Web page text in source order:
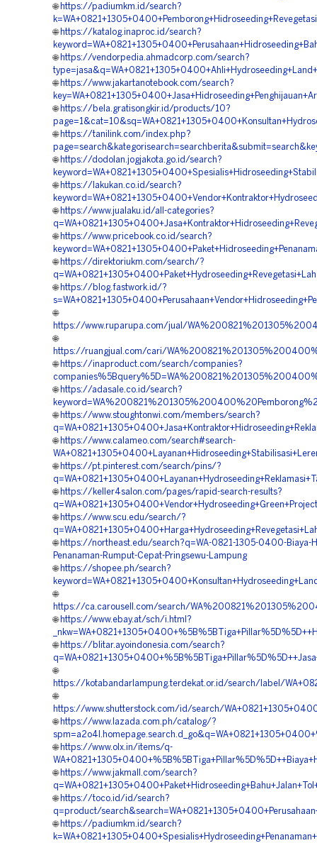
🌐 https://padiumkm.id/search?
🌐 https://katalog.inaproc.id/search?
🌐 https://vendorpedia.ahmadcorp.com/search?
🌐 https://www.jakartanotebook.com/search?
🌐 https://bela.gratisongkir.id/products/10?
🌐 https://tanilink.com/index.php?
🌐 https://dodolan.jogjakota.go.id/search?
🌐 https://lakukan.co.id/search?
🌐 https://www.jualaku.id/all-categories?
🌐 https://www.pricebook.co.id/search?
🌐 https://direktoriukm.com/search/?
🌐 https://blog.fastwork.id/?
🌐
https://www.ruparupa.com/jual/
🌐
https://ruangjual.com/cari/
🌐 https://inaproduct.com/search/companies?
🌐 https://adasale.co.id/search?
🌐 https://www.stoughtonwi.com/members/search?
🌐 https://www.calameo.com/search#search-
🌐 https://pt.pinterest.com/search/pins/?
🌐 https://keller4salon.com/pages/rapid-search-results?
🌐 https://www.scu.edu/search/?
🌐 https://northeast.edu/search?q=WA-0821-1305-0400-Biaya-
Penanaman-Rumput-Cepat-Pringsewu-Lampung
🌐 https://shopee.ph/search?
🌐
https://ca.carousell.com/search/
🌐 https://www.ebay.at/sch/i.html?
🌐 https://blitar.ayoindonesia.com/search?
🌐
https://kotabandarlampung.terdekat.or.id/search/label/
🌐
https://www.shutterstock.com/id/search/
🌐 https://www.lazada.com.ph/catalog/?
🌐 https://www.olx.in/items/q-
🌐 https://www.jakmall.com/search?
🌐 https://toco.id/id/search?
q=product/
🌐 https://padiumkm.id/search?